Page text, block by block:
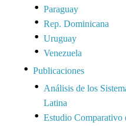
Paraguay
Rep. Dominicana
Uruguay
Venezuela
Publicaciones
Análisis de los
Latina
Estudio Comparativo